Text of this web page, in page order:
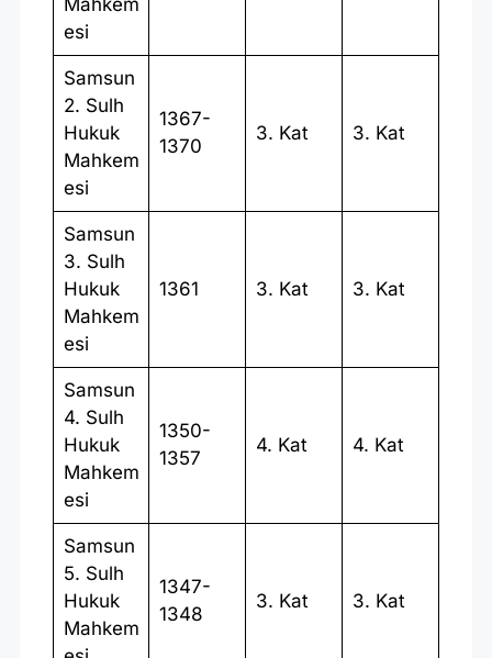
esi
Samsun
2. Sulh
Hukuk
Mahkem
esi
1367-
1370
3. Kat 3. Kat
Samsun
3. Sulh
Hukuk
Mahkem
esi
1361 3. Kat 3. Kat
Samsun
4. Sulh
Hukuk
Mahkem
esi
1350-
1357
4. Kat 4. Kat
Samsun
5. Sulh
Hukuk
Mahkem
1347-
1348
3. Kat 3. Kat